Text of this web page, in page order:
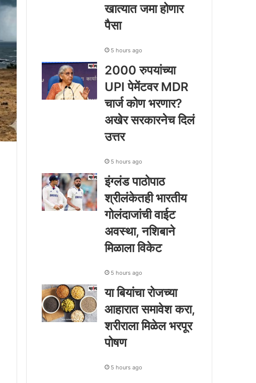
खात्यात जमा होणार
पैसा
5 hours ago
2000 रुपयांच्या
UPI पेमेंटवर MDR
चार्ज कोण भरणार?
अखेर सरकारनेच दिलं
उत्तर
5 hours ago
इंग्लंड पाठोपाठ
श्रीलंकेतही भारतीय
गोलंदाजांची वाईट
अवस्था, नशिबाने
मिळाला विकेट
5 hours ago
या बियांचा रोजच्या
आहारात समावेश करा,
शरीराला मिळेल भरपूर
पोषण
5 hours ago